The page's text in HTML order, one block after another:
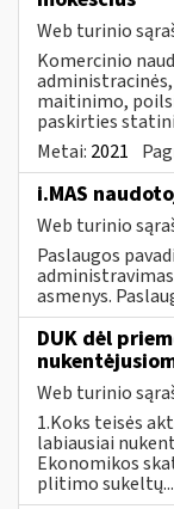
Web turinio
Komercinio
maitinimo,
paskirties
Metai: 2021
i.MAS
Web turinio
Paslaugos
asmenys.
DUK dėl
Web turinio
1.Koks teisės
labiausiai
Ekonomikos
plitimo sukeltų...